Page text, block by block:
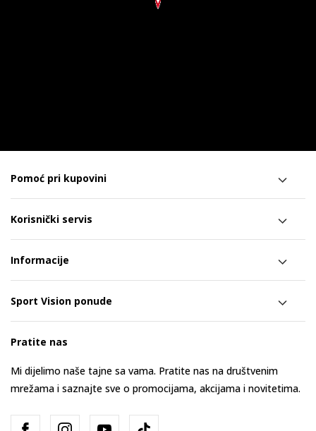
Pomoć pri kupovini
Korisnički servis
Informacije
Sport Vision ponude
Pratite nas
Mi dijelimo naše tajne sa vama. Pratite nas na društvenim
mrežama i saznajte sve o promocijama, akcijama i novitetima.